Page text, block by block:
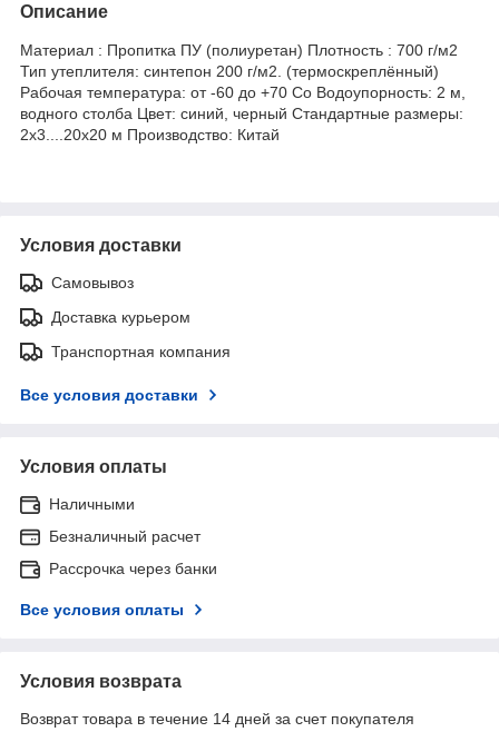
Описание
Материал : Пропитка ПУ (полиуретан) Плотность : 700 г/м2
Тип утеплителя: синтепон 200 г/м2. (термоскреплённый)
Рабочая температура: от -60 до +70 Co Водоупорность: 2 м,
водного столба Цвет: синий, черный Стандартные размеры:
2х3....20х20 м Производство: Китай
Условия доставки
Самовывоз
Доставка курьером
Транспортная компания
Все условия доставки
Условия оплаты
Наличными
Безналичный расчет
Рассрочка через банки
Все условия оплаты
Условия возврата
Возврат товара в течение 14 дней за счет покупателя